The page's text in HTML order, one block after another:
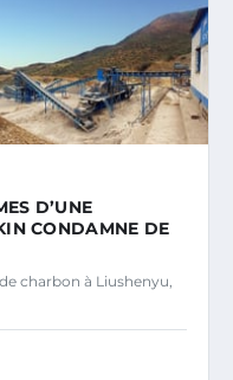
D’UNE
CONDAMNE DE
charbon à Liushenyu,